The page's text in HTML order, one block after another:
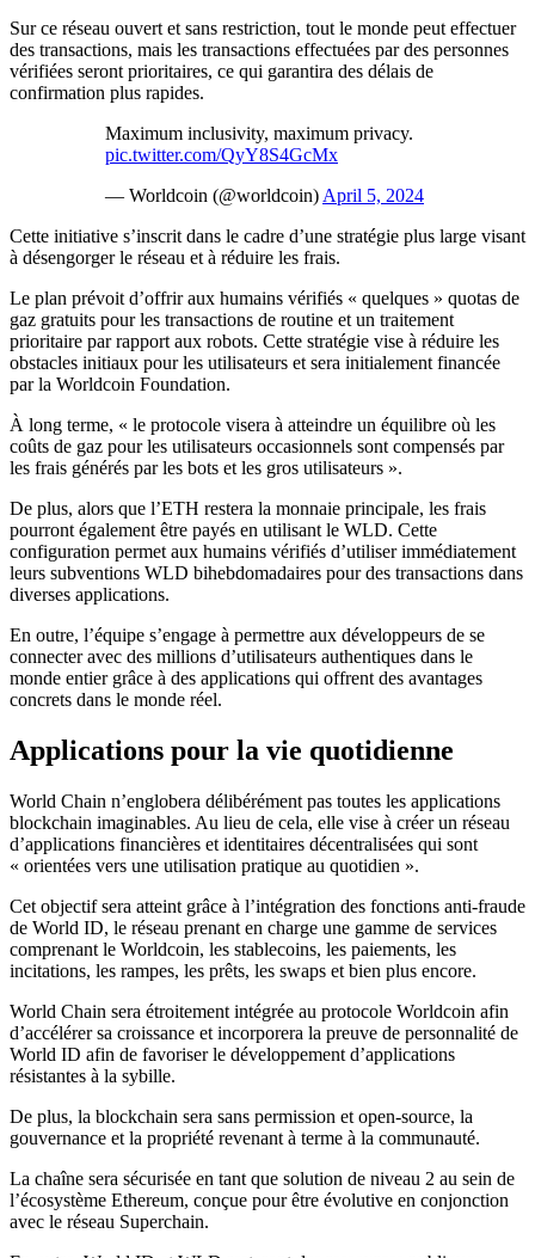
Sur ce réseau ouvert et sans restriction, tout le monde peut effectuer
des transactions, mais les transactions effectuées par des personnes
vérifiées seront prioritaires, ce qui garantira des délais de
confirmation plus rapides.
Maximum inclusivity, maximum privacy.
pic.twitter.com/QyY8S4GcMx
— Worldcoin (@worldcoin) April 5, 2024
Cette initiative s’inscrit dans le cadre d’une stratégie plus large visant
à désengorger le réseau et à réduire les frais.
Le plan prévoit d’offrir aux humains vérifiés « quelques » quotas de
gaz gratuits pour les transactions de routine et un traitement
prioritaire par rapport aux robots. Cette stratégie vise à réduire les
obstacles initiaux pour les utilisateurs et sera initialement financée
par la Worldcoin Foundation.
À long terme, « le protocole visera à atteindre un équilibre où les
coûts de gaz pour les utilisateurs occasionnels sont compensés par
les frais générés par les bots et les gros utilisateurs ».
De plus, alors que l’ETH restera la monnaie principale, les frais
pourront également être payés en utilisant le WLD. Cette
configuration permet aux humains vérifiés d’utiliser immédiatement
leurs subventions WLD bihebdomadaires pour des transactions dans
diverses applications.
En outre, l’équipe s’engage à permettre aux développeurs de se
connecter avec des millions d’utilisateurs authentiques dans le
monde entier grâce à des applications qui offrent des avantages
concrets dans le monde réel.
Applications pour la vie quotidienne
World Chain n’englobera délibérément pas toutes les applications
blockchain imaginables. Au lieu de cela, elle vise à créer un réseau
d’applications financières et identitaires décentralisées qui sont
« orientées vers une utilisation pratique au quotidien ».
Cet objectif sera atteint grâce à l’intégration des fonctions anti-fraude
de World ID, le réseau prenant en charge une gamme de services
comprenant le Worldcoin, les stablecoins, les paiements, les
incitations, les rampes, les prêts, les swaps et bien plus encore.
World Chain sera étroitement intégrée au protocole Worldcoin afin
d’accélérer sa croissance et incorporera la preuve de personnalité de
World ID afin de favoriser le développement d’applications
résistantes à la sybille.
De plus, la blockchain sera sans permission et open-source, la
gouvernance et la propriété revenant à terme à la communauté.
La chaîne sera sécurisée en tant que solution de niveau 2 au sein de
l’écosystème Ethereum, conçue pour être évolutive en conjonction
avec le réseau Superchain.